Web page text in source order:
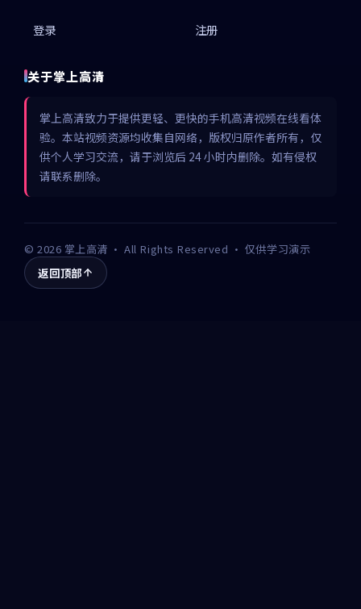
登录 注册
关于掌上高清
掌上高清致力于提供更轻、更快的手机高清视频在线看体
验。本站视频资源均收集自网络，版权归原作者所有，仅
供个人学习交流，请于浏览后 24 小时内删除。如有侵权
请联系删除。
©2026 掌上高清 · All Rights Reserved · 仅供学习演示
返回顶部